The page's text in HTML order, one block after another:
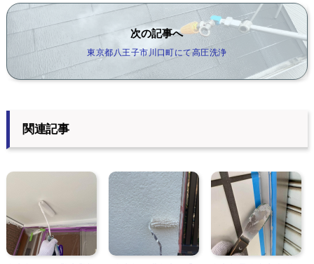
次の記事へ
東京都八王子市川口町にて高圧洗浄
関連記事